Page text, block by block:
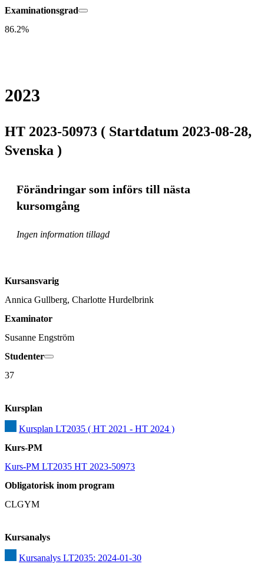
Examinationsgrad
86.2%
2023
HT 2023-50973 ( Startdatum 2023-08-28,
Svenska )
Förändringar som införs till nästa
kursomgång
Ingen information tillagd
Kursansvarig
Annica Gullberg, Charlotte Hurdelbrink
Examinator
Susanne Engström
Studenter
37
Kursplan
Kursplan LT2035 ( HT 2021 - HT 2024 )
Kurs-PM
Kurs-PM LT2035 HT 2023-50973
Obligatorisk inom program
CLGYM
Kursanalys
Kursanalys LT2035: 2024-01-30